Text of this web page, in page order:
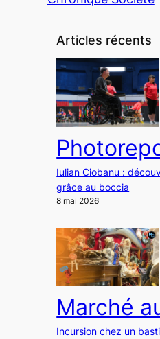
Articles récents
Iulian Ciobanu :
grâce au boccia
8 mai 2026
Marché
Incursion chez un